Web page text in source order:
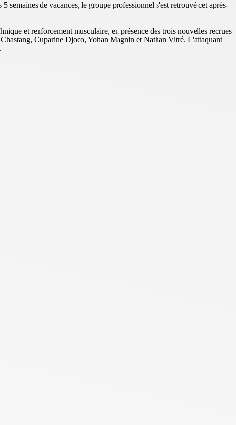
de vacances, le groupe professionnel s'est retrouvé cet après-
et renforcement musculaire, en présence des trois nouvelles recrues
Ouparine Djoco, Yohan Magnin et Nathan Vitré. L'attaquant